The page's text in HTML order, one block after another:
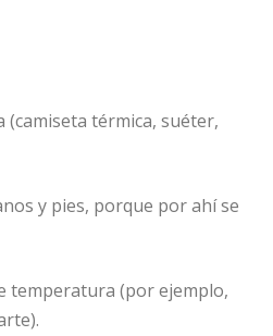
(camiseta térmica, suéter,
y pies, porque por ahí se
temperatura (por ejemplo,